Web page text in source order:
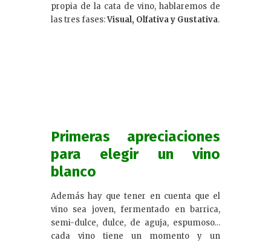
propia de la cata de vino, hablaremos de
las tres fases:Visual, Olfativa y Gustativa.
Primeras apreciaciones
para elegir un vino
blanco
Además hay que tener en cuenta que el
vino sea joven, fermentado en barrica,
semi-dulce, dulce, de aguja, espumoso…
cada vino tiene un momento y un